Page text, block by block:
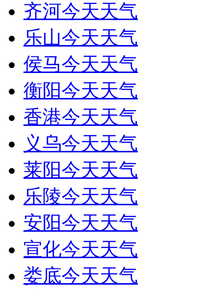
齐河今天天气
乐山今天天气
侯马今天天气
衡阳今天天气
香港今天天气
义乌今天天气
莱阳今天天气
乐陵今天天气
安阳今天天气
宣化今天天气
娄底今天天气